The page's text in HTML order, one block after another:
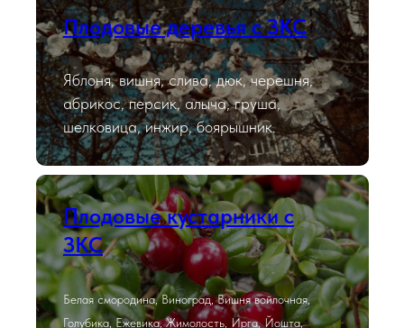
Плодовые деревья с ЗКС
Яблоня, вишня, слива, дюк, черешня,
абрикос, персик, алыча, груша,
шелковица, инжир, боярышник.
Плодовые кустарники с
ЗКС
Белая смородина, Виноград, Вишня войлочная,
Голубика, Ежевика, Жимолость, Ирга, Йошта,